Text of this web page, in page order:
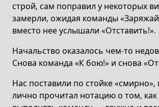
строй, сам поправил у некоторых
замерли, ожидая команды
вместо нее услышали «Отставить!».
Начальство оказалось чем-то
Снова команда «К бою!» и снова
Нас поставили по стойке
лично прочитал нотацию о том,